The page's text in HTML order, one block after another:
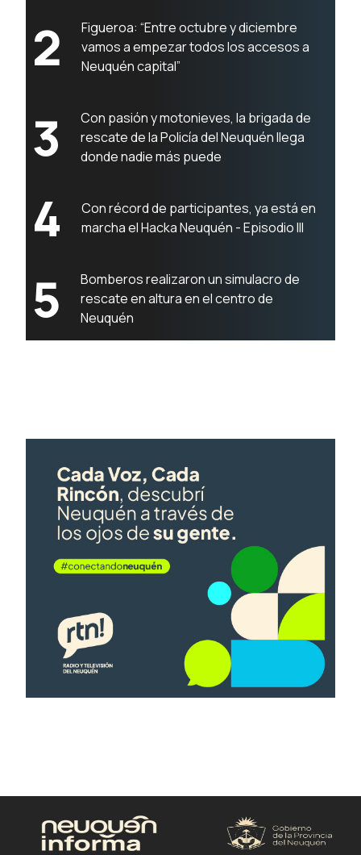
2
Figueroa: “Entre octubre y diciembre
vamos a empezar todos los accesos a
Neuquén capital”
3
Con pasión y motonieves, la brigada de
rescate de la Policía del Neuquén llega
donde nadie más puede
4
Con récord de participantes, ya está en
marcha el Hacka Neuquén - Episodio III
5
Bomberos realizaron un simulacro de
rescate en altura en el centro de
Neuquén